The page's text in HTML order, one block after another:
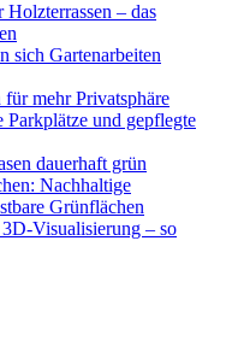
– das
sich Gartenarbeiten
mehr Privatsphäre
und gepflegte
dauerhaft grün
Nachhaltige
Grünflächen
Visualisierung – so